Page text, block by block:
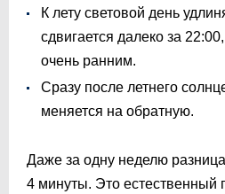
К лету световой день
сдвигается далеко за
очень ранним.
Сразу после летнего
меняется на обратную.
Даже за одну неделю
4 минуты. Это естественный